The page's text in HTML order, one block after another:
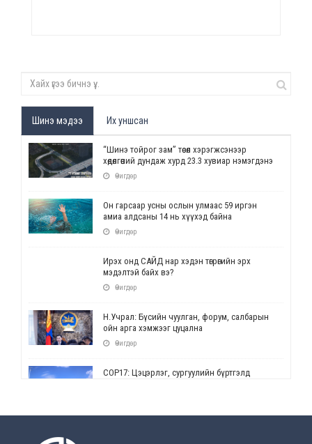
Шинэ мэдээ Их уншсан
“Шинэ тойрог зам” төсөл хэрэгжсэнээр
хөдөлгөөний дундаж хурд 23.3 хувиар нэмэгдэнэ
Өчигдөр
Он гарсаар усны ослын улмаас 59 иргэн
амиа алдсаны 14 нь хүүхэд байна
Өчигдөр
Ирэх онд САЙД нар хэдэн төгрөгийн эрх
мэдэлтэй байх вэ?
Өчигдөр
Н.Учрал: Бүсийн чуулган, форум, салбарын
ойн арга хэмжээг цуцална
Өчигдөр
СОР17: Цэцэрлэг, сургуулийн бүртгэлд